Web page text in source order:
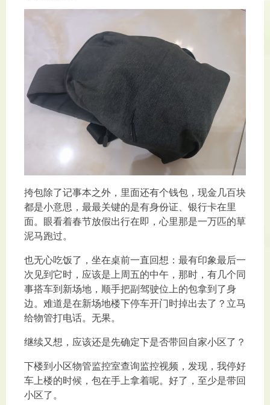
挎包除了记事本之外，里面还有个钱包，现金几百块
都是小意思，最最关键的是有身份证、银行卡在里
面。眼看着春节放假出行在即，心里那是一万匹的䓍
泥马跑过。
也无心吃饭了，坐在桌前一直回想：最有印象最后一
次见到它时，应该是上周五的中午，那时，有几个同
事搭车到新场地，顺手把副驾驶位上的包拿到了身
边。难道是在新场地楼下停车开门时掉出去了？立马
给物管打电话。无果。
继续又想，应该还是先确定下是否带回自家小区了？
下楼到小区物管监控室查询监控视频，发现，我停好
车上楼的时候，包在手上拿着呢。好了，至少是带回
小区了。